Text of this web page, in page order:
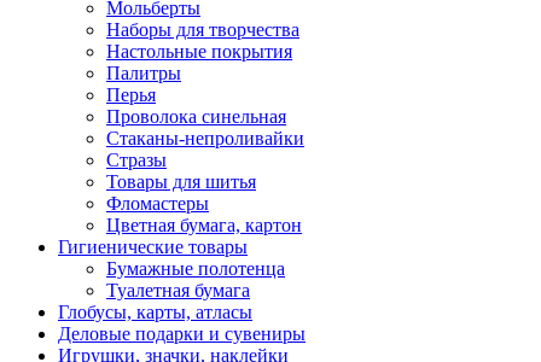
Мольберты
Наборы для творчества
Настольные покрытия
Палитры
Перья
Проволока синельная
Стаканы-непроливайки
Стразы
Товары для шитья
Фломастеры
Цветная бумага, картон
Гигиенические товары
Бумажные полотенца
Туалетная бумага
Глобусы, карты, атласы
Деловые подарки и сувениры
Игрушки, значки, наклейки